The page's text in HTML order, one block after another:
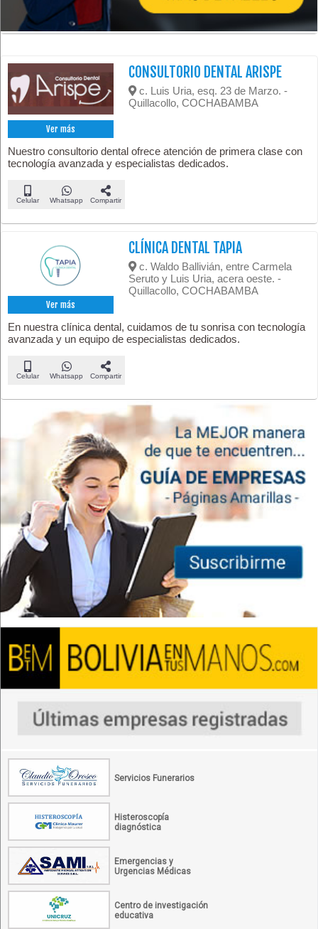
Ver más
CONSULTORIO DENTAL ARISPE
c. Luis Uria, esq. 23 de Marzo. -
Quillacollo, COCHABAMBA
Nuestro consultorio dental ofrece atención de primera clase con
tecnología avanzada y especialistas dedicados.
Celular Whatsapp Compartir
Ver más
CLÍNICA DENTAL TAPIA
c. Waldo Ballivián, entre Carmela
Seruto y Luis Uria, acera oeste. -
Quillacollo, COCHABAMBA
En nuestra clínica dental, cuidamos de tu sonrisa con tecnología
avanzada y un equipo de especialistas dedicados.
Celular Whatsapp Compartir
Servicios Funerarios
Histeroscopía
diagnóstica
Emergencias y
Urgencias Médicas
Centro de investigación
educativa